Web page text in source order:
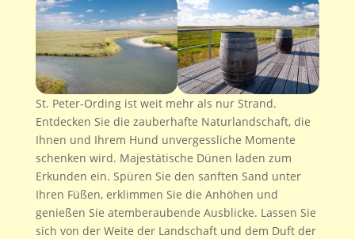
St. Peter-Ording ist weit mehr als nur Strand.
Entdecken Sie die zauberhafte Naturlandschaft, die
Ihnen und Ihrem Hund unvergessliche Momente
schenken wird. Majestätische Dünen laden zum
Erkunden ein. Spüren Sie den sanften Sand unter
Ihren Füßen, erklimmen Sie die Anhöhen und
genießen Sie atemberaubende Ausblicke. Lassen Sie
sich von der Weite der Landschaft und dem Duft der